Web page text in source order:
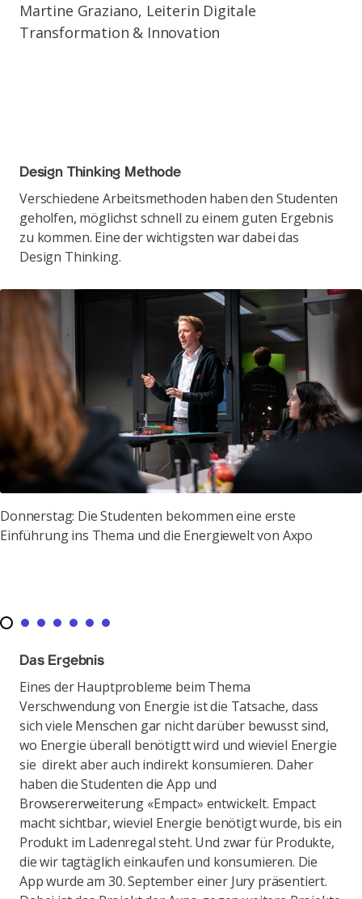
Martine Graziano, Leiterin Digitale
Transformation & Innovation
Design Thinking Methode
Verschiedene Arbeitsmethoden haben den Studenten
geholfen, möglichst schnell zu einem guten Ergebnis
zu kommen. Eine der wichtigsten war dabei das
Design Thinking.
Donnerstag: Die Studenten bekommen eine erste
Einführung ins Thema und die Energiewelt von Axpo
Das Ergebnis
Eines der Hauptprobleme beim Thema
Verschwendung von Energie ist die Tatsache, dass
sich viele Menschen gar nicht darüber bewusst sind,
wo Energie überall benötigtt wird und wieviel Energie
sie direkt aber auch indirekt konsumieren. Daher
haben die Studenten die App und
Browsererweiterung «Empact» entwickelt. Empact
macht sichtbar, wieviel Energie benötigt wurde, bis ein
Produkt im Ladenregal steht. Und zwar für Produkte,
die wir tagtäglich einkaufen und konsumieren. Die
App wurde am 30. September einer Jury präsentiert.